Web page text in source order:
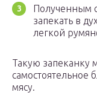
Полученным
запекать в
легкой
Такую запеканку
самостоятельное
мясу.